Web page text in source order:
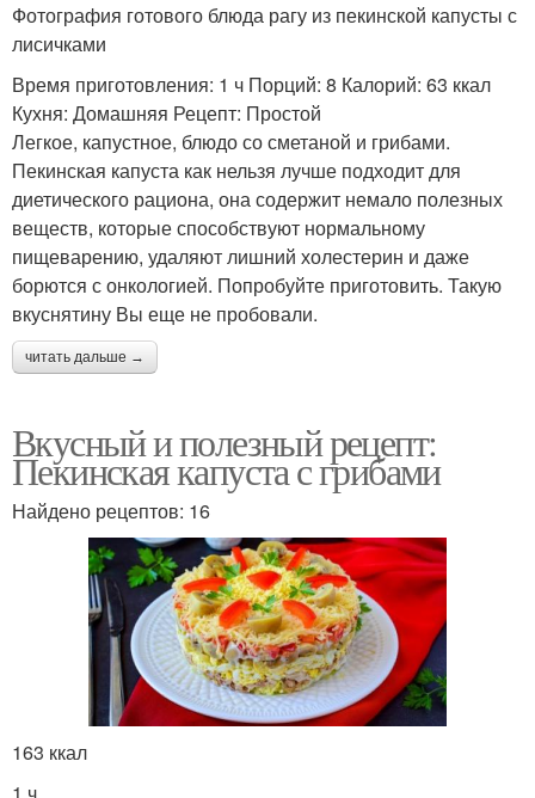
Фотография готового блюда рагу из пекинской капусты с
лисичками
Время приготовления: 1 ч Порций: 8 Калорий: 63 ккал
Кухня: Домашняя Рецепт: Простой
Легкое, капустное, блюдо со сметаной и грибами.
Пекинская капуста как нельзя лучше подходит для
диетического рациона, она содержит немало полезных
веществ, которые способствуют нормальному
пищеварению, удаляют лишний холестерин и даже
борются с онкологией. Попробуйте приготовить. Такую
вкуснятину Вы еще не пробовали.
читать дальше →
Вкусный и полезный рецепт:
Пекинская капуста с грибами
Найдено рецептов: 16
163 ккал